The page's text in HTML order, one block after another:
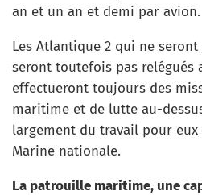
an et un an et demi par avion.
Les Atlantique 2 qui ne
seront toutefois pas relégués
effectueront toujours des
maritime et de lutte au-
largement du travail pour
Marine nationale.
La patrouille maritime, une